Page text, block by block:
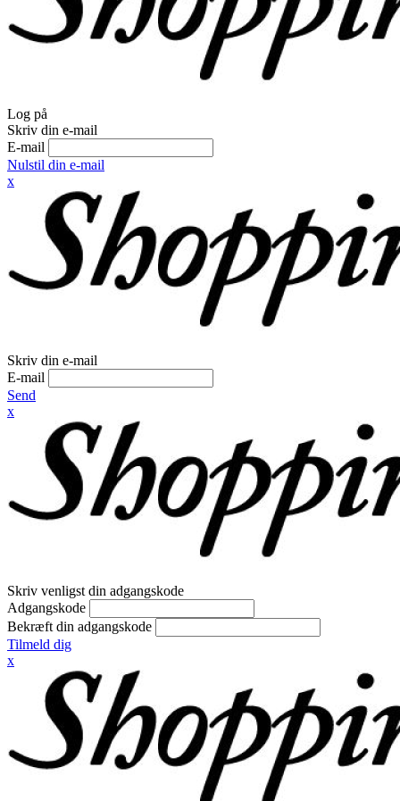
Log på
Skriv din e-mail
E-mail
Nulstil din e-mail
x
Skriv din e-mail
E-mail
Send
x
Skriv venligst din adgangskode
Adgangskode
Bekræft din adgangskode
Tilmeld dig
x